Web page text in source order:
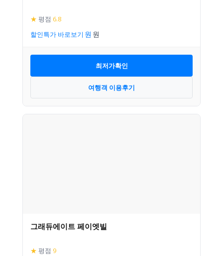
★ 평점 6.8
할인특가 바로보기
최저가확인
여행객 이용후기
그래듀에이트 페이엣빌
★ 평점 9